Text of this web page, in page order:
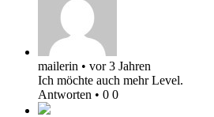
mailerin • vor 3 Jahren
Ich möchte auch mehr Level.
Antworten • 0 0